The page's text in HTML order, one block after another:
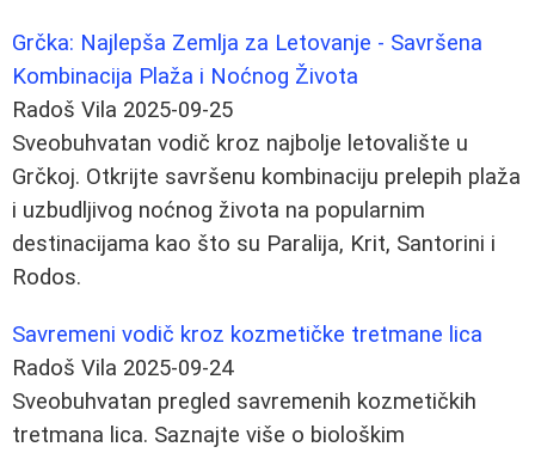
Grčka: Najlepša Zemlja za Letovanje - Savršena
Kombinacija Plaža i Noćnog Života
Radoš Vila 2025-09-25
Sveobuhvatan vodič kroz najbolje letovalište u
Grčkoj. Otkrijte savršenu kombinaciju prelepih plaža
i uzbudljivog noćnog života na popularnim
destinacijama kao što su Paralija, Krit, Santorini i
Rodos.
Savremeni vodič kroz kozmetičke tretmane lica
Radoš Vila 2025-09-24
Sveobuhvatan pregled savremenih kozmetičkih
tretmana lica. Saznajte više o biološkim